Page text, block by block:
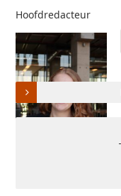
Hoofdredacteur